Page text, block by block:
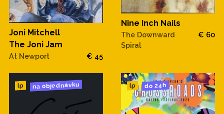
Joni Mitchell
The Joni Jam
At Newport € 45
Nine Inch Nails
The Downward
Spiral
€ 60
lp na objednávku lp do 24h